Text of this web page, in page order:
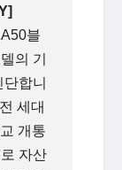
블
의 기
합니
세대
개통
자산